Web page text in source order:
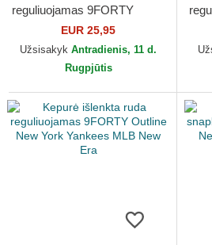
reguliuojamas 9FORTY
Outline New York Yankees
MLB New Era
EUR 25,95
Užsisakyk Antradienis, 11 d.
Rugpjūtis